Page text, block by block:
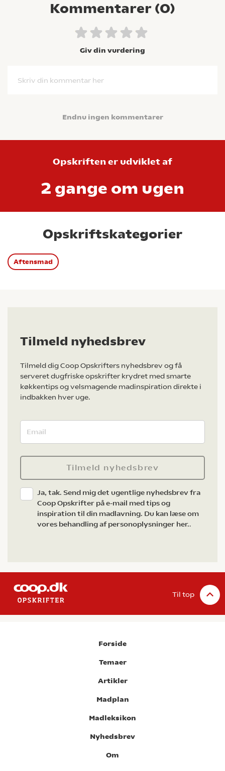
Kommentarer (0)
Giv din vurdering
Skriv din kommentar her
Endnu ingen kommentarer
Opskriften er udviklet af
2 gange om ugen
Opskriftskategorier
Aftensmad
Tilmeld nyhedsbrev
Tilmeld dig Coop Opskrifters nyhedsbrev og få
serveret dugfriske opskrifter krydret med smarte
køkkentips og velsmagende madinspiration direkte i
indbakken hver uge.
Tilmeld nyhedsbrev
Ja, tak. Send mig det ugentlige nyhedsbrev fra
Coop Opskrifter på e-mail med tips og
inspiration til din madlavning. Du kan læse om
vores behandling af personoplysninger her..
Til top
Forside
Temaer
Artikler
Madplan
Madleksikon
Nyhedsbrev
Om